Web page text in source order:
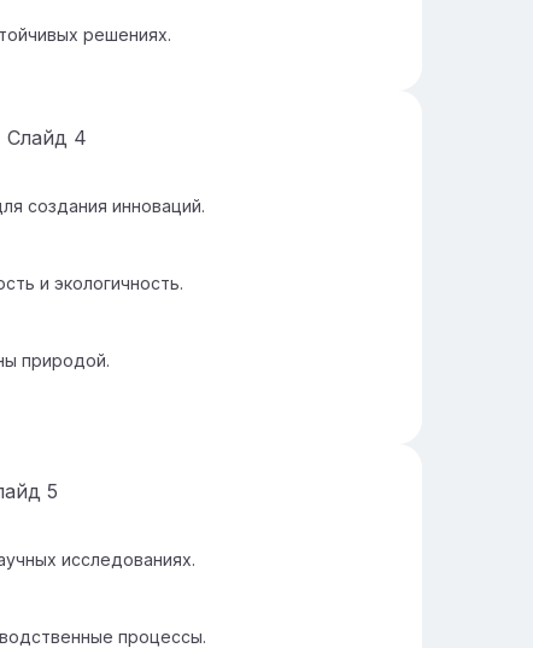
решениях.
Слайд 4
создания инноваций.
и экологичность.
природой.
5
исследованиях.
процессы.